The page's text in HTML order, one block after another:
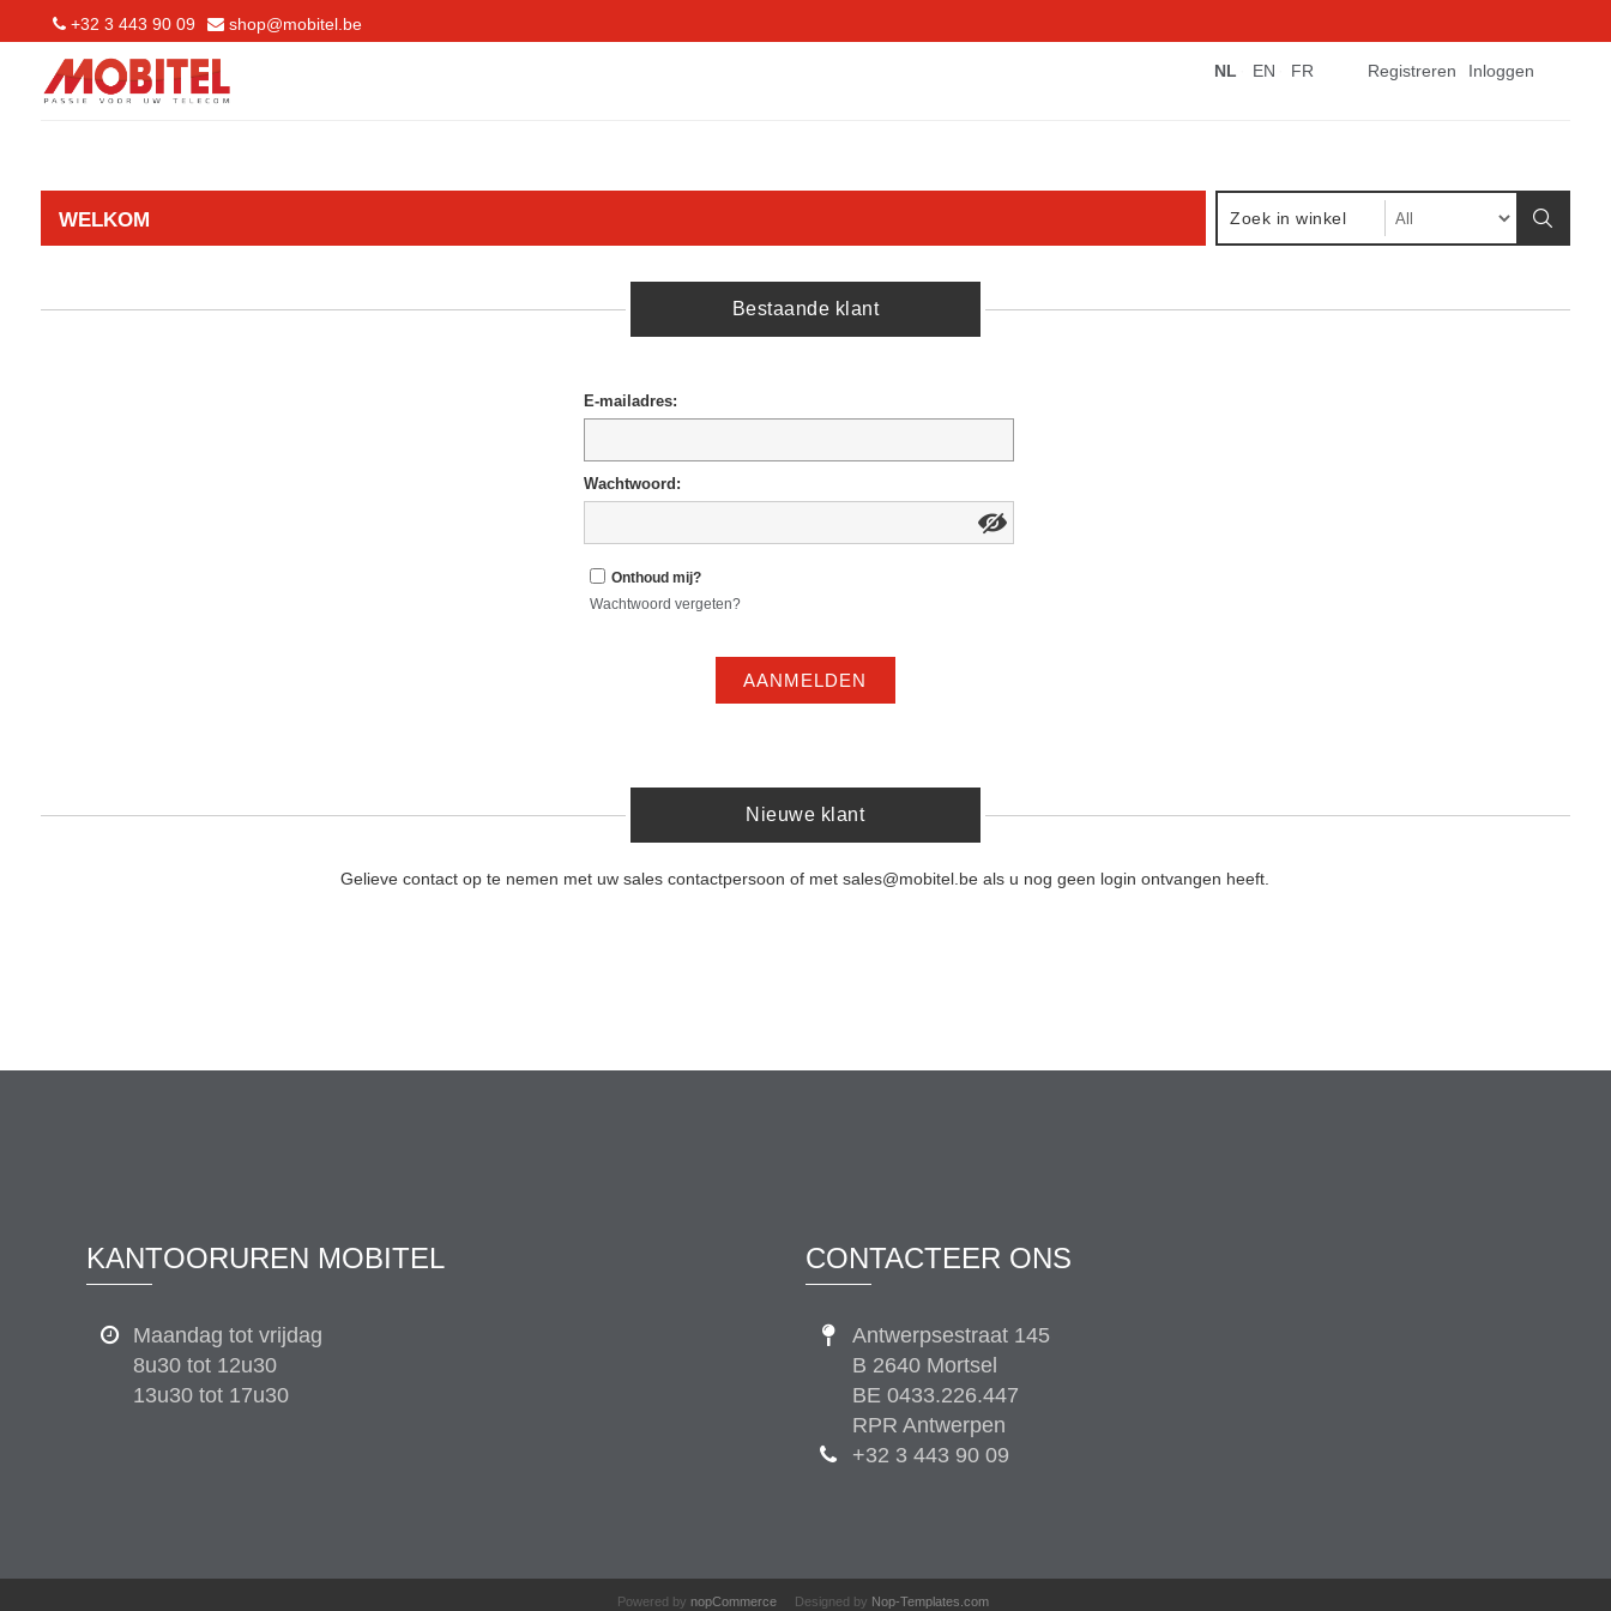
+32 3 443 90 09 shop@mobitel.be
Registreren Inloggen
NL EN FR
WELKOM
Bestaande klant
E-mailadres:
Wachtwoord:
Onthoud mij?
Wachtwoord vergeten?
AANMELDEN
Nieuwe klant
Gelieve contact op te nemen met uw sales contactpersoon of met sales@mobitel.be als u nog geen login ontvangen heeft.
KANTOORUREN MOBITEL
Maandag tot vrijdag
8u30 tot 12u30
13u30 tot 17u30
CONTACTEER ONS
Antwerpsestraat 145
B 2640 Mortsel
BE 0433.226.447
RPR Antwerpen
+32 3 443 90 09
Powered by nopCommerce Designed by Nop-Templates.com